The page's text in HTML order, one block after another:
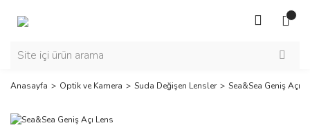
Anasayfa Optik ve Kamera Suda Değişen Lensler Sea&Sea Geniş Açı